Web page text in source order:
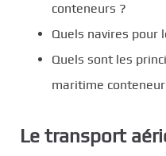
conteneurs ?
Quels navires pour
Quels sont les
maritime
Le transport